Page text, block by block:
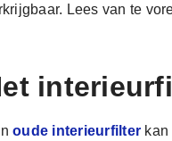
Lees van te
oude interieurfilter